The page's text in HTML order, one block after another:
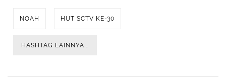
NOAH HUT SCTV KE-30
HASHTAG LAINNYA...